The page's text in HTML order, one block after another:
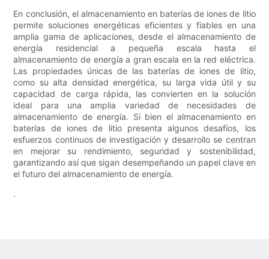
En conclusión, el almacenamiento en baterías de iones de litio
permite soluciones energéticas eficientes y fiables en una
amplia gama de aplicaciones, desde el almacenamiento de
energía residencial a pequeña escala hasta el
almacenamiento de energía a gran escala en la red eléctrica.
Las propiedades únicas de las baterías de iones de litio,
como su alta densidad energética, su larga vida útil y su
capacidad de carga rápida, las convierten en la solución
ideal para una amplia variedad de necesidades de
almacenamiento de energía. Si bien el almacenamiento en
baterías de iones de litio presenta algunos desafíos, los
esfuerzos continuos de investigación y desarrollo se centran
en mejorar su rendimiento, seguridad y sostenibilidad,
garantizando así que sigan desempeñando un papel clave en
el futuro del almacenamiento de energía.
.